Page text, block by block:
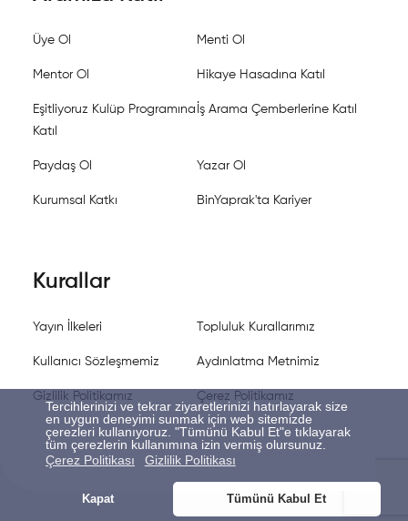
Tercihlerinizi ve tekrar ziyaretlerinizi hatırlayarak size
en uygun deneyimi sunmak için web sitemizde
çerezleri kullanıyoruz. "Tümünü Kabul Et"e tıklayarak
tüm çerezlerin kullanımına izin vermiş olursunuz.
Çerez Politikası
Gizlilik Politikası
Kapat Tümünü Kabul Et
Üye Ol Menti Ol
Mentor Ol Hikaye Hasadına Katıl
Eşitliyoruz Kulüp Programına
Katıl
İş Arama Çemberlerine Katıl
Paydaş Ol Yazar Ol
Kurumsal Katkı BinYaprak'ta Kariyer
Kurallar
Yayın İlkeleri Topluluk Kurallarımız
Kullanıcı Sözleşmemiz Aydınlatma Metnimiz
Gizlilik Politikamız Çerez Politikamız